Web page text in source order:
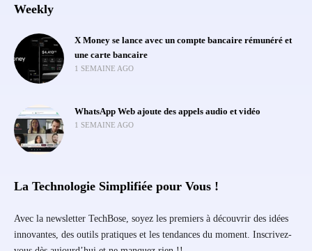
Weekly
X Money se lance avec un compte bancaire rémunéré et
une carte bancaire
1 SEMAINE AGO
WhatsApp Web ajoute des appels audio et vidéo
1 SEMAINE AGO
La Technologie Simplifiée pour Vous !
Avec la newsletter TechBose, soyez les premiers à découvrir des idées
innovantes, des outils pratiques et les tendances du moment. Inscrivez-